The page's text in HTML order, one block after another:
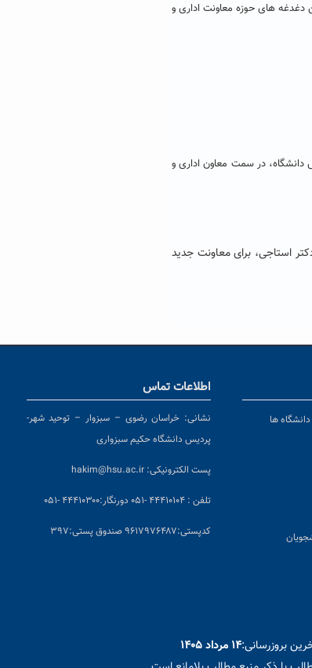
دغدغه های حوزه معاونت اداری و
در سمت معاون اداری و
استاجی، برای معاونت جدید
ها
اطلاعات تماس
نشانی: خراسان رضوی – سبزوار – توحید شهر-
پردیس دانشگاه حکیم سبزواری
پست الکترونیکی: hakim@hsu.ac.ir
تلفن : ۴۴۴۱۰۱۰۴ -۰۵۱ دورنگار:۴۴۴۱۰۳۰۰ -۰۵۱
کدپستی:۹۶۱۷۹۷۶۴۸۷ صندوق پستی:۳۹۷
بروزرسانی:۱۴ مرداد ۱۴۰۵